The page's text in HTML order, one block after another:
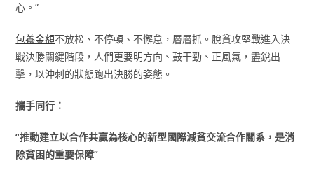
心。”
包養金額不放松、不停頓、不懈怠，層層抓。脫貧攻堅戰進入決
戰決勝關鍵階段，人們更要明方向、鼓干勁、正風氣，盡銳出
擊，以沖刺的狀態跑出決勝的姿態。
攜手同行：
“推動建立以合作共贏為核心的新型國際減貧交流合作關系，是消
除貧困的重要保障”